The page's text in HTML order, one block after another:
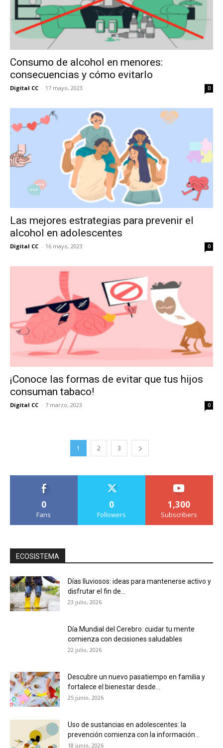
Consumo de alcohol en menores:
consecuencias y cómo evitarlo
Digital CC - 17 mayo, 2023 0
Las mejores estrategias para prevenir el
alcohol en adolescentes
Digital CC - 16 mayo, 2023 0
¡Conoce las formas de evitar que tus hijos
consuman tabaco!
Digital CC - 7 marzo, 2023 0
1 2 3
0
Fans
0
Followers
1,300
Subscribers
ECOSISTEMA
Días lluviosos: ideas para mantenerse activo y
disfrutar el fin de...
23 julio, 2026
Día Mundial del Cerebro: cuidar tu mente
comienza con decisiones saludables
22 julio, 2026
Descubre un nuevo pasatiempo en familia y
fortalece el bienestar desde...
25 junio, 2026
Uso de sustancias en adolescentes: la
prevención comienza con la información...
18 junio, 2026